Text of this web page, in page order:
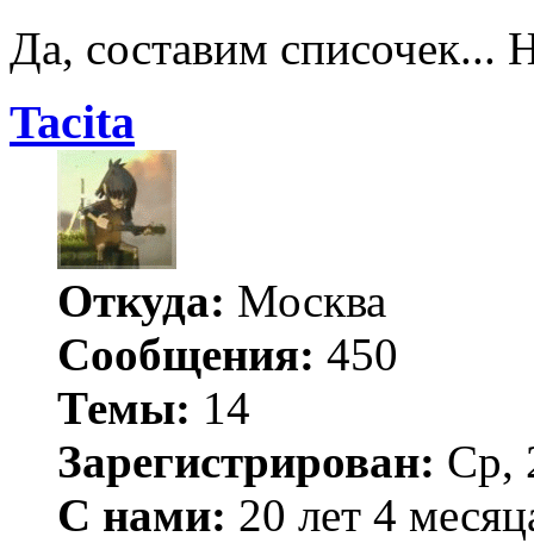
Да, составим списочек...
Tacita
Откуда: Москва
Сообщения: 450
Темы: 14
Зарегистрирован: Ср,
С нами: 20 лет 4